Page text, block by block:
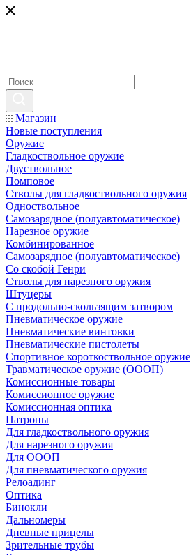
Магазин
Новые поступления
Оружие
Гладкоствольное оружие
Двуствольное
Помповое
Стволы для гладкоствольного оружия
Одноствольное
Самозарядное (полуавтоматическое)
Нарезное оружие
Комбинированное
Самозарядное (полуавтоматическое)
Со скобой Генри
Стволы для нарезного оружия
Штуцеры
С продольно-скользящим затвором
Пневматическое оружие
Пневматические винтовки
Пневматические пистолеты
Спортивное короткоствольное оружие
Травматическое оружие (ОООП)
Комиссионные товары
Комиссионное оружие
Комиссионная оптика
Патроны
Для гладкоствольного оружия
Для нарезного оружия
Для ОООП
Для пневматического оружия
Релоадинг
Оптика
Бинокли
Дальномеры
Дневные прицелы
Зрительные трубы